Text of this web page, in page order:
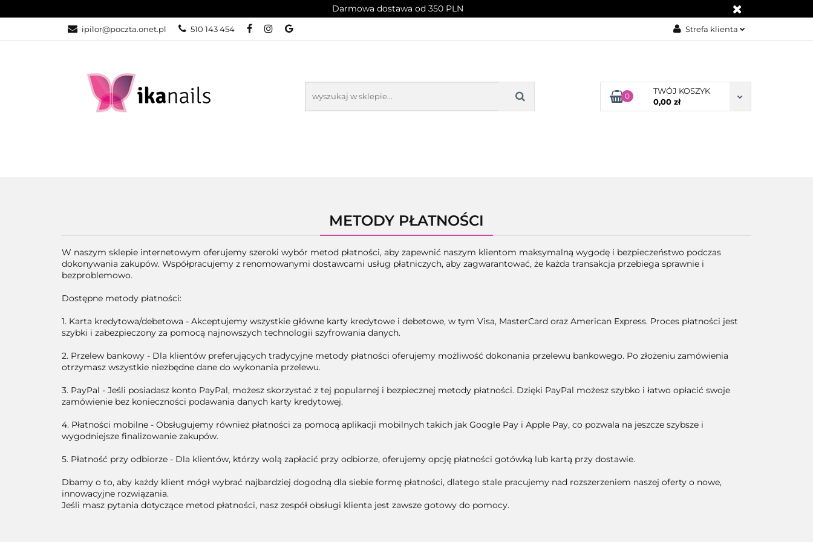
Darmowa dostawa od 350 PLN
ipilor@poczta.onet.pl 510 143 454 Strefa klienta
Dodaj zgłoszenie
Zgody cookies
0
TWÓJ KOSZYK
0,00 zł
KATEGORIE PROMOCJE NOWOŚCI BESTSELLERY BLOG KONTAKT
METODY PŁATNOŚCI
W naszym sklepie internetowym oferujemy szeroki wybór metod płatności, aby zapewnić naszym klientom maksymalną wygodę i bezpieczeństwo podczas
dokonywania zakupów. Współpracujemy z renomowanymi dostawcami usług płatniczych, aby zagwarantować, że każda transakcja przebiega sprawnie i
bezproblemowo.
Dostępne metody płatności:
1. Karta kredytowa/debetowa - Akceptujemy wszystkie główne karty kredytowe i debetowe, w tym Visa, MasterCard oraz American Express. Proces płatności jest
szybki i zabezpieczony za pomocą najnowszych technologii szyfrowania danych.
2. Przelew bankowy - Dla klientów preferujących tradycyjne metody płatności oferujemy możliwość dokonania przelewu bankowego. Po złożeniu zamówienia
otrzymasz wszystkie niezbędne dane do wykonania przelewu.
3. PayPal - Jeśli posiadasz konto PayPal, możesz skorzystać z tej popularnej i bezpiecznej metody płatności. Dzięki PayPal możesz szybko i łatwo opłacić swoje
zamówienie bez konieczności podawania danych karty kredytowej.
4. Płatności mobilne - Obsługujemy również płatności za pomocą aplikacji mobilnych takich jak Google Pay i Apple Pay, co pozwala na jeszcze szybsze i
wygodniejsze finalizowanie zakupów.
5. Płatność przy odbiorze - Dla klientów, którzy wolą zapłacić przy odbiorze, oferujemy opcję płatności gotówką lub kartą przy dostawie.
Dbamy o to, aby każdy klient mógł wybrać najbardziej dogodną dla siebie formę płatności, dlatego stale pracujemy nad rozszerzeniem naszej oferty o nowe,
innowacyjne rozwiązania.
Jeśli masz pytania dotyczące metod płatności, nasz zespół obsługi klienta jest zawsze gotowy do pomocy.